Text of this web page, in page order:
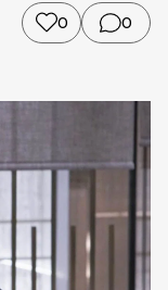
0 0